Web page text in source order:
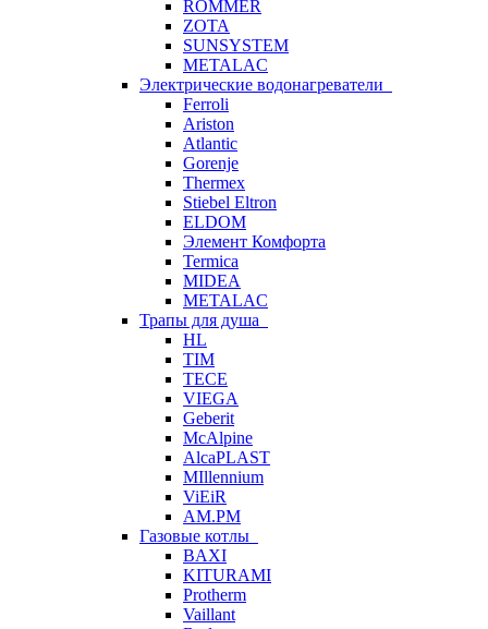
ROMMER
ZOTA
SUNSYSTEM
METALAC
Электрические водонагреватели
Ferroli
Ariston
Atlantic
Gorenje
Thermex
Stiebel Eltron
ELDOM
Элемент Комфорта
Termica
MIDEA
METALAC
Трапы для душа
HL
TIM
TECE
VIEGA
Geberit
McAlpine
AlcaPLAST
MIllennium
ViEiR
AM.PM
Газовые котлы
BAXI
KITURAMI
Protherm
Vaillant